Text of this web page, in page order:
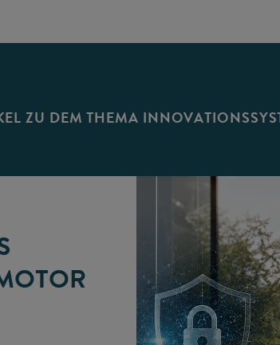
ZU DEM THEMA